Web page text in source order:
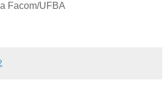
Facom/UFBA